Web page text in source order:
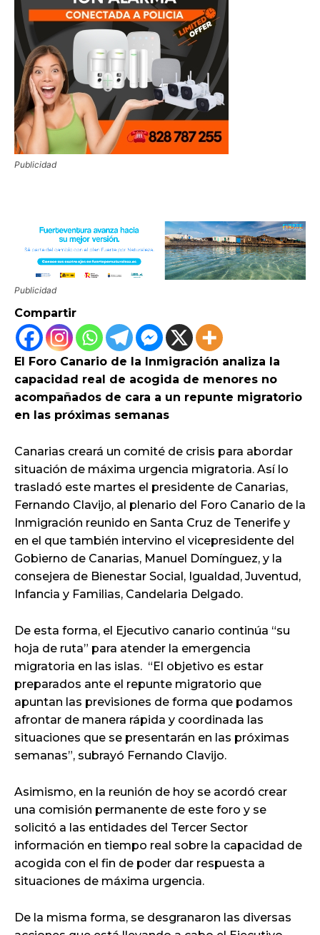
Publicidad
Publicidad
Compartir
El Foro Canario de la Inmigración analiza la
capacidad real de acogida de menores no
acompañados de cara a un repunte migratorio
en las próximas semanas
Canarias creará un comité de crisis para abordar
situación de máxima urgencia migratoria. Así lo
trasladó este martes el presidente de Canarias,
Fernando Clavijo, al plenario del Foro Canario de la
Inmigración reunido en Santa Cruz de Tenerife y
en el que también intervino el vicepresidente del
Gobierno de Canarias, Manuel Domínguez, y la
consejera de Bienestar Social, Igualdad, Juventud,
Infancia y Familias, Candelaria Delgado.
De esta forma, el Ejecutivo canario continúa “su
hoja de ruta” para atender la emergencia
migratoria en las islas. “El objetivo es estar
preparados ante el repunte migratorio que
apuntan las previsiones de forma que podamos
afrontar de manera rápida y coordinada las
situaciones que se presentarán en las próximas
semanas”, subrayó Fernando Clavijo.
Asimismo, en la reunión de hoy se acordó crear
una comisión permanente de este foro y se
solicitó a las entidades del Tercer Sector
información en tiempo real sobre la capacidad de
acogida con el fin de poder dar respuesta a
situaciones de máxima urgencia.
De la misma forma, se desgranaron las diversas